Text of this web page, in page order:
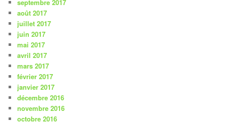
septembre 2017
août 2017
juillet 2017
juin 2017
mai 2017
avril 2017
mars 2017
février 2017
janvier 2017
décembre 2016
novembre 2016
octobre 2016